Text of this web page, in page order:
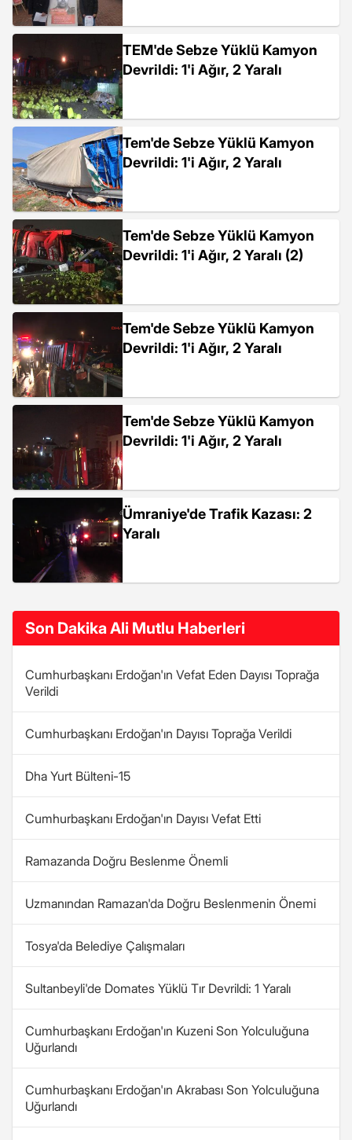
TEM'de Sebze Yüklü Kamyon
Devrildi: 1'i Ağır, 2 Yaralı
Tem'de Sebze Yüklü Kamyon
Devrildi: 1'i Ağır, 2 Yaralı
Tem'de Sebze Yüklü Kamyon
Devrildi: 1'i Ağır, 2 Yaralı (2)
Tem'de Sebze Yüklü Kamyon
Devrildi: 1'i Ağır, 2 Yaralı
Tem'de Sebze Yüklü Kamyon
Devrildi: 1'i Ağır, 2 Yaralı
Ümraniye'de Trafik Kazası: 2
Yaralı
Son Dakika Ali Mutlu Haberleri
Cumhurbaşkanı Erdoğan'ın Vefat Eden Dayısı Toprağa
Verildi
Cumhurbaşkanı Erdoğan'ın Dayısı Toprağa Verildi
Dha Yurt Bülteni-15
Cumhurbaşkanı Erdoğan'ın Dayısı Vefat Etti
Ramazanda Doğru Beslenme Önemli
Uzmanından Ramazan'da Doğru Beslenmenin Önemi
Tosya'da Belediye Çalışmaları
Sultanbeyli'de Domates Yüklü Tır Devrildi: 1 Yaralı
Cumhurbaşkanı Erdoğan'ın Kuzeni Son Yolculuğuna
Uğurlandı
Cumhurbaşkanı Erdoğan'ın Akrabası Son Yolculuğuna
Uğurlandı